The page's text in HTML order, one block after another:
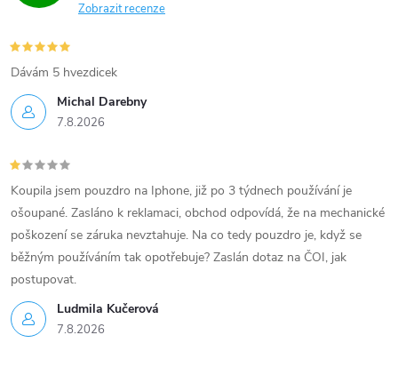
Zobrazit recenze
Michal Darebny
7.8.2026
Dávám 5 hvezdicek
Ludmila Kučerová
7.8.2026
Koupila jsem pouzdro na Iphone, již po 3 týdnech používání je
ošoupané. Zasláno k reklamaci, obchod odpovídá, že na mechanické
poškození se záruka nevztahuje. Na co tedy pouzdro je, když se
běžným používáním tak opotřebuje? Zaslán dotaz na ČOI, jak
postupovat.